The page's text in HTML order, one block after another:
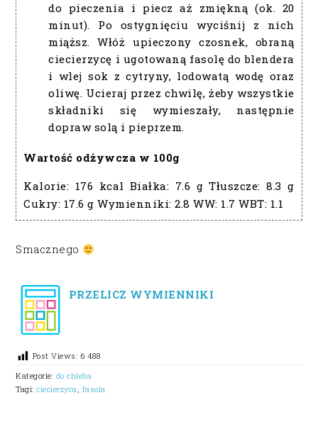
do pieczenia i piecz aż zmiękną (ok. 20
minut). Po ostygnięciu wyciśnij z nich
miąższ. Włóż upieczony czosnek, obraną
ciecierzycę i ugotowaną fasolę do blendera
i wlej sok z cytryny, lodowatą wodę oraz
oliwę. Ucieraj przez chwilę, żeby wszystkie
składniki się wymieszały, następnie
dopraw solą i pieprzem.
Wartość odżywcza w 100g
Kalorie: 176 kcal Białka: 7.6 g Tłuszcze:8.3 g
Cukry: 17.6 g Wymienniki:2.8 WW: 1.7 WBT: 1.1
Smacznego
PRZELICZ WYMIENNIKI
Post Views: 6 488
Kategorie: do chleba
Tagi:ciecierzyca fasola